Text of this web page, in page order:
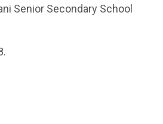
Senior Secondary School